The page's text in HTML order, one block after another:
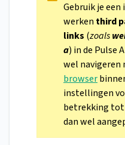
Gebruik je een
werken third
links (zoals
a) in de Pulse
wel navigeren
browser
instellingen
betrekking
dan wel